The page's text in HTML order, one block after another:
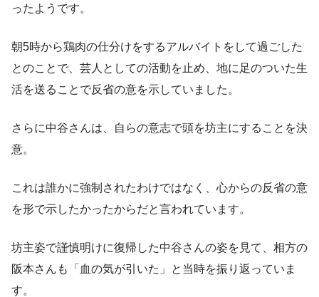
ったようです。
朝5時から鶏肉の仕分けをするアルバイトをして過ごした
とのことで、芸人としての活動を止め、地に足のついた生
活を送ることで反省の意を示していました。
さらに中谷さんは、自らの意志で頭を坊主にすることを決
意。
これは誰かに強制されたわけではなく、心からの反省の意
を形で示したかったからだと言われています。
坊主姿で謹慎明けに復帰した中谷さんの姿を見て、相方の
阪本さんも「血の気が引いた」と当時を振り返っていま
す。